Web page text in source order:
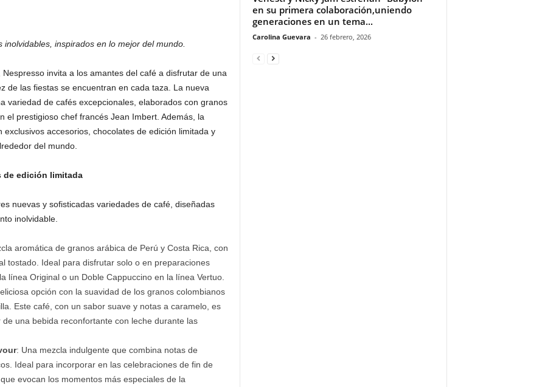
inspirados en lo mejor del mundo.
invita a los amantes del café a disfrutar de una
de las fiestas se encuentran en cada taza. La nueva
variedad de cafés excepcionales, elaborados con granos
el prestigioso chef francés Jean Imbert. Además, la
accesorios, chocolates de edición limitada y
del mundo.
de edición limitada
nuevas y sofisticadas variedades de café, diseñadas
inolvidable.
aromática de granos arábica de Perú y Costa Rica, con
tostado. Ideal para disfrutar solo o en preparaciones
línea Original o un Doble Cappuccino en la línea Vertuo.
opción con la suavidad de los granos colombianos
Este café, con un sabor suave y notas a caramelo, es
una bebida reconfortante con leche durante las
: Una mezcla indulgente que combina notas de
Ideal para incorporar en las celebraciones de fin de
evocan los momentos más especiales de la
en su primera colaboración,uniendo
generaciones en un tema...
Carolina Guevara - 26 febrero, 2026